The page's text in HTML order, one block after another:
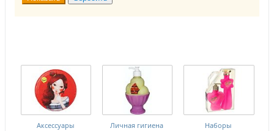
Аксессуары Личная гигиена Наборы